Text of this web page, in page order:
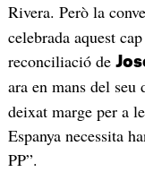
Rivera. Però la
celebrada aquest
reconciliació de
ara en mans del seu
deixat marge per a
Espanya necessita
PP”.